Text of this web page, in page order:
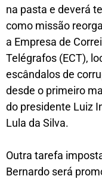
na pasta e deverá
como missão
a Empresa de
Telégrafos (ECT),
escândalos de
desde o primeiro
do presidente Luiz
Lula da Silva.
Outra tarefa
Bernardo será